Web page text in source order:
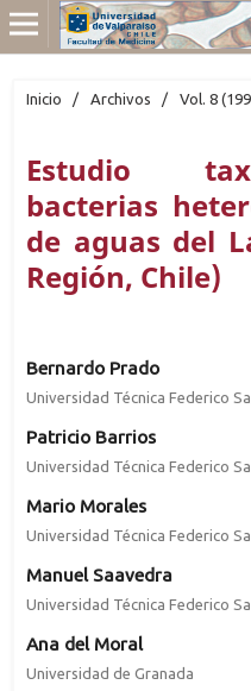
Inicio / Archivos / Vol. 8
Estudio
bacterias
de aguas del
Región, Chile)
Bernardo Prado
Universidad Técnica Federico
Patricio Barrios
Universidad Técnica Federico
Mario Morales
Universidad Técnica Federico
Manuel Saavedra
Universidad Técnica Federico
Ana del Moral
Universidad de Granada